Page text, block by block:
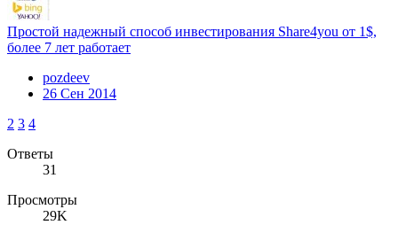
Простой надежный способ инвестирования Share4you от 1$,
более 7 лет работает
pozdeev
26 Сен 2014
2 3 4
Ответы
31
Просмотры
29K